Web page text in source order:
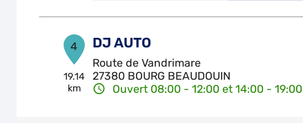
4
19.14
km
DJ AUTO
Route de Vandrimare
27380 BOURG BEAUDOUIN
Ouvert 08:00 - 12:00 et 14:00 - 19:00